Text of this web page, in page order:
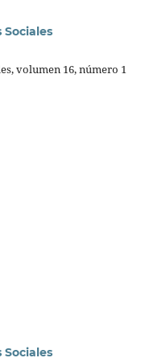
Sociales
volumen 16, número 1
Sociales